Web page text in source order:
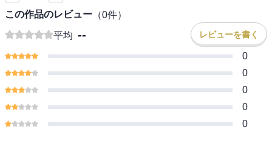
この作品のレビュー （0件）
平均 -- レビューを書く
0
0
0
0
0